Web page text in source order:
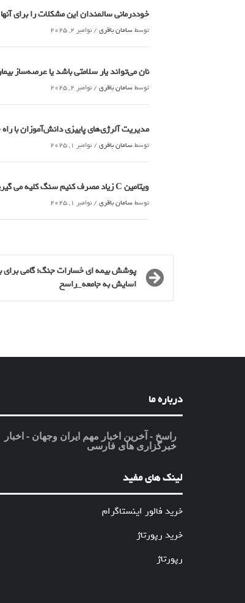
خوددرمانی سالمندان این مشکلات را برای
توسطسامان باقری / نوامبر 2, 2025
نان می‌تواند یار سلامتی باشد یا عرصه‌ساز
توسطسامان باقری / نوامبر 2, 2025
مدیریت آلرژی‌های پاییزی دانش‌آموزان با
توسطسامان باقری / نوامبر 1, 2025
ویتامین C زیاد مصرف کنیم سنگ کلیه می گیریم؟_راسخ
توسطسامان باقری / نوامبر 1, 2025
پوشش بیمه ای خسارات جنگ؛ گامی
اسایش به جامعه_راسخ
درباره ما
راسخ - آخرین اخبار مهم ایران وجهان - اخبار
خبرگزاری های فارسی
لینک های مفید
خرید فالور اینستاگرام
خرید رپورتاژ
رپورتاژ